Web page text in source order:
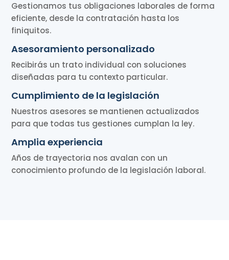
Gestionamos tus obligaciones laborales de forma
eficiente, desde la contratación hasta los
finiquitos.
Asesoramiento personalizado
Recibirás un trato individual con soluciones
diseñadas para tu contexto particular.
Cumplimiento de la legislación
Nuestros asesores se mantienen actualizados
para que todas tus gestiones cumplan la ley.
Amplia experiencia
Años de trayectoria nos avalan con un
conocimiento profundo de la legislación laboral.